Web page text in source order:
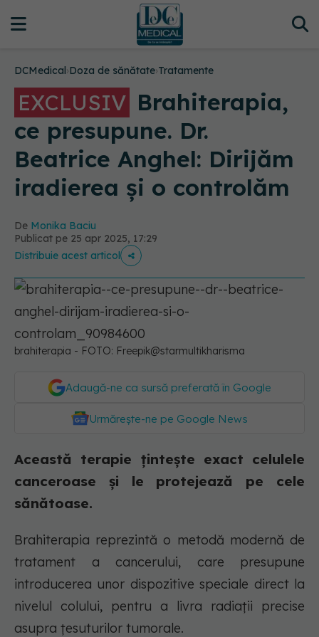
DCMedical›Doza de sănătate›Tratamente
EXCLUSIV Brahiterapia,
ce presupune. Dr.
Beatrice Anghel: Dirijăm
iradierea și o controlăm
De Monika Baciu
Publicat pe 25 apr 2025, 17:29
Distribuie acest articol
brahiterapia - FOTO: Freepik@starmultikharisma
Adaugă-ne ca sursă preferată în Google
Urmărește-ne pe Google News
Această terapie țintește exact celulele
canceroase și le protejează pe cele
sănătoase.
Brahiterapia reprezintă o metodă modernă de
tratament a cancerului, care presupune
introducerea unor dispozitive speciale direct la
nivelul colului, pentru a livra radiații precise
asupra țesuturilor tumorale.